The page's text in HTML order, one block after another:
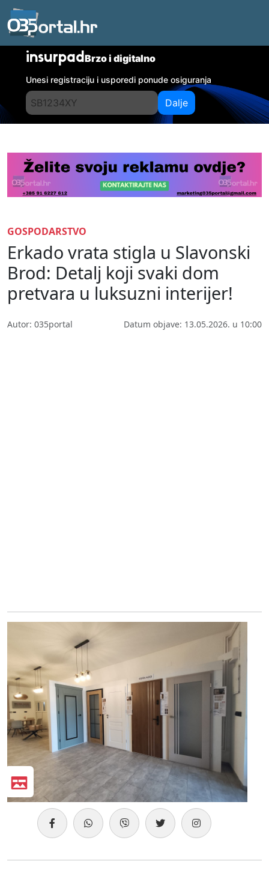
insurpadBrzo i digitalno
Unesi registraciju i usporedi ponude osiguranja
Dalje
GOSPODARSTVO
Erkado vrata stigla u Slavonski
Brod: Detalj koji svaki dom
pretvara u luksuzni interijer!
Autor: 035portal Datum objave: 13.05.2026. u 10:00